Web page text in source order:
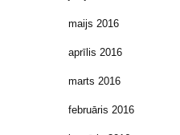
maijs 2016
aprīlis 2016
marts 2016
februāris 2016